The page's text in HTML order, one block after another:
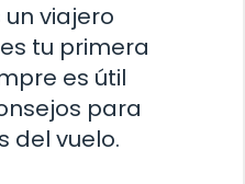
viajero
tu primera
es útil
para
del vuelo.